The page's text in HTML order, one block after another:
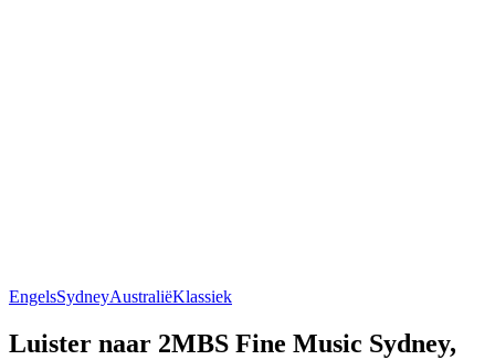
EngelsSydneyAustraliëKlassiek
Luister naar 2MBS Fine Music Sydney,